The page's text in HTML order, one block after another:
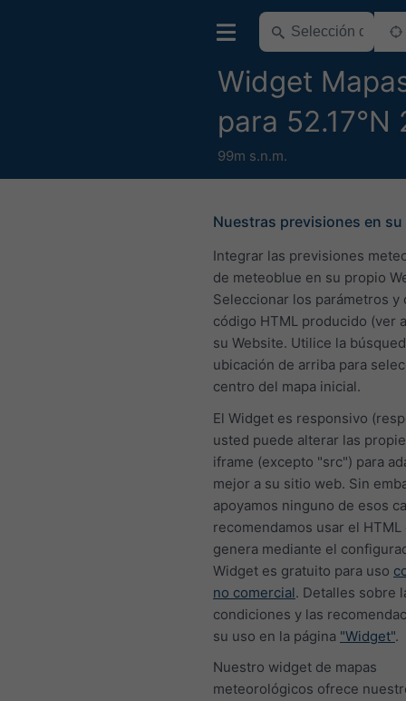
Widget
para 52.17°N
99m s.n.m.
Nuestras previsiones en
Integrar las previsiones
de meteoblue en su propio
Seleccionar los parámetros y
código HTML producido (ver
su Website. Utilice la
ubicación de arriba para
centro del mapa inicial.
El Widget es responsivo
usted puede alterar las
iframe (excepto "src") para
mejor a su sitio web. Sin
apoyamos ninguno de esos
recomendamos usar el HTML
genera mediante el
Widget es gratuito para uso
no comercial. Detalles sobre
condiciones y las
su uso en la página "Widget".
Nuestro widget de mapas
meteorológicos ofrece